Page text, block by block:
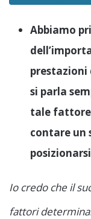
Abbiamo
prestazioni
si parla
tale fattore
contare un
Io credo che il
fattori